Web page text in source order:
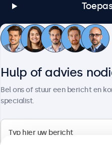
Hulp of advies
Bel ons of stuur een bericht en
specialist.